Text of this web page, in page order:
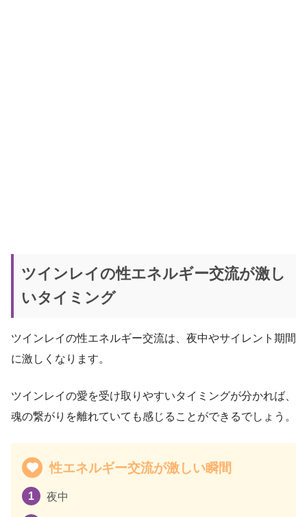
ツインレイの性エネルギー交流が激し
いタイミング
ツインレイの性エネルギー交流は、夜中やサイレント期間
に激しくなります。
ツインレイの愛を受け取りやすいタイミングが分かれば、
魂の繋がりを離れていても感じることができるでしょう。
性エネルギー交流が激しい瞬間
夜中